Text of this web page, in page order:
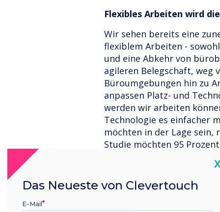
Flexibles Arbeiten wird
Wir sehen bereits eine
flexiblem Arbeiten -
und eine Abkehr von
agileren Belegschaft, weg
Büroumgebungen hin zu
anpassen Platz- und
werden wir arbeiten
Technologie es einfacher
möchten in der Lage
Studie möchten 95
Wissensarbeiter remote
bereit, einen Job zu
von überall aus zu
geografisch neutral,
Standort die besten
Das Neueste von Clevertouch
E-Mail